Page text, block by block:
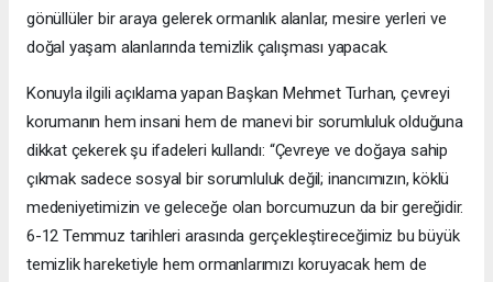
gönüllüler bir araya gelerek ormanlık alanlar, mesire yerleri ve
doğal yaşam alanlarında temizlik çalışması yapacak.
Konuyla ilgili açıklama yapan Başkan Mehmet Turhan, çevreyi
korumanın hem insani hem de manevi bir sorumluluk olduğuna
dikkat çekerek şu ifadeleri kullandı: “Çevreye ve doğaya sahip
çıkmak sadece sosyal bir sorumluluk değil; inancımızın, köklü
medeniyetimizin ve geleceğe olan borcumuzun da bir gereğidir.
6-12 Temmuz tarihleri arasında gerçekleştireceğimiz bu büyük
temizlik hareketiyle hem ormanlarımızı koruyacak hem de